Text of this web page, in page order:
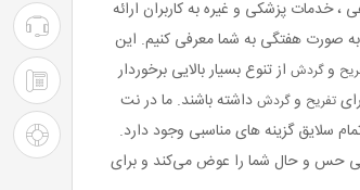
، خدمات پزشکی و غیره به کاربران ارائه
روبرو می شوند. از این رو ما در این صفحه می خواهیم 5 پیشنهاد برتر نت برگ را به صورت هفتگی به شما معرفی کنیم. این
وگردش از تنوع بسیار بالایی برخوردار
تفریح وگردش داشته باشند. ما در نت
سلایق گزینه های مناسبی وجود دارد.
حس و حال شما را عوض می‌کند و برای
۰۲۱-۴۲۰۲۴
:
پشتیبانی
۰۲۱-۴۲۰۲۴
: شرکت
راهنمای